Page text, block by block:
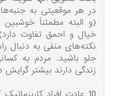
در هر موقعیتی به
(و البته مطمئناً
خیال و احمق تفاوت
نکته‌های منفی به دنبال
جلو باشید. مردم به
زندگی دارند بیشتر گرایش